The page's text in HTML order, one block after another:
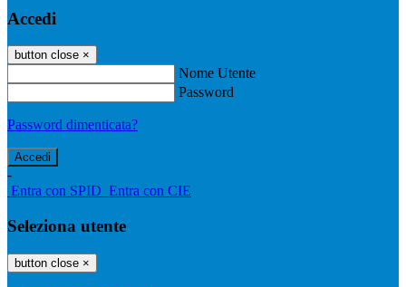
Accedi
button close ×
Nome Utente
Password
Password dimenticata?
-
Entra con SPID Entra con CIE
Seleziona utente
button close ×